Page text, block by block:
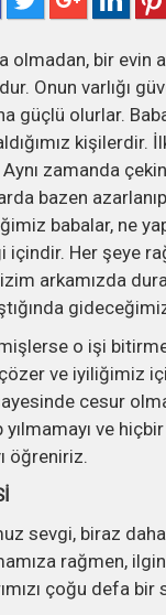
olmadan, bir evin
Onun varlığı
güçlü olurlar.
kişilerdir.
Aynı zamanda
bazen
babalar, ne
Her şeye
arkamızda
o işi
ve iyiliğimiz
cesur
yılmamayı ve
öğreniriz.
sevgi, biraz
rağmen,
çoğu defa bir